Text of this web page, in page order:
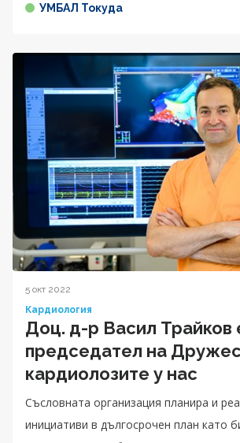
УМБАЛ Токуда
5 окт 2022
Кардиология
Доц. д-р Васил Трайков
председател на
кардиолозите у нас
Съсловната организация планира и
инициативи в дългосрочен план като